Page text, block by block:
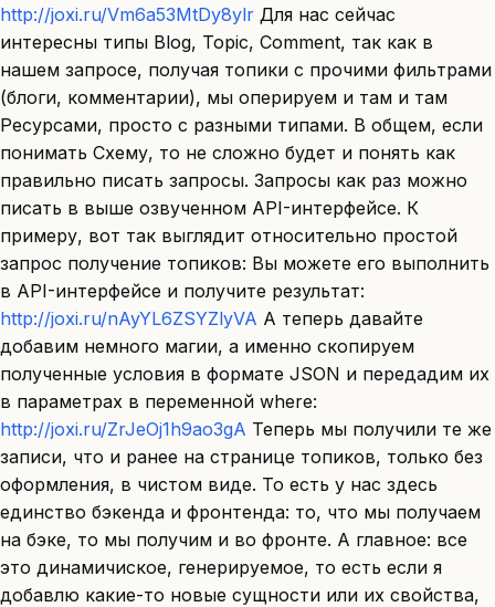
http://joxi.ru/Vm6a53MtDy8ylr Для нас сейчас
интересны типы Blog, Topic, Comment, так как в
нашем запросе, получая топики с прочими фильтрами
(блоги, комментарии), мы оперируем и там и там
Ресурсами, просто с разными типами. В общем, если
понимать Схему, то не сложно будет и понять как
правильно писать запросы. Запросы как раз можно
писать в выше озвученном API-интерфейсе. К
примеру, вот так выглядит относительно простой
запрос получение топиков: Вы можете его выполнить
в API-интерфейсе и получите результат:
http://joxi.ru/nAyYL6ZSYZlyVA А теперь давайте
добавим немного магии, а именно скопируем
полученные условия в формате JSON и передадим их
в параметрах в переменной where:
http://joxi.ru/ZrJeOj1h9ao3gA Теперь мы получили те же
записи, что и ранее на странице топиков, только без
оформления, в чистом виде. То есть у нас здесь
единство бэкенда и фронтенда: то, что мы получаем
на бэке, то мы получим и во фронте. А главное: все
это динамичиское, генерируемое, то есть если я
добавлю какие-то новые сущности или их свойства,